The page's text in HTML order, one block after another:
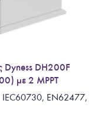
Dyness DH200F
με 2 MPPT
EN62477,